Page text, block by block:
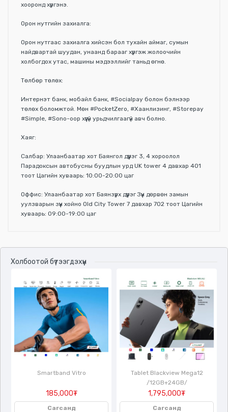
хооронд хүргэнэ.
Орон нутгийн захиалга:
Орон нутгаас захиалга хийсэн бол тухайн аймаг, сумын
найдвартай шуудан, унаанд барааг хүргэж жолоочийн
холбогдох утас, машины мэдээллийг таньд өгнө.
Төлбөр төлөх:
Интернэт банк, мобайл банк, #Socialpay болон бэлнээр
төлөх боломжтой. Мөн #PocketZero, #Хаанлизинг, #Storepay
#Simple, #Sono-оор хүүгүй урьдчилгаагүй авч болно.
Хаяг:
Салбар: Улаанбаатар хот Баянгол дүүрэг 3, 4 хороолол
Парадоксын автобусны буудлын урд UK tower 4 давхар 401
тоот Цагийн хуваарь: 10:00-20:00 цаг
Оффис: Улаанбаатар хот Баянзүрх дүүрэг Зүүн дөрвөн замын
уулзварын зүүн хойно Old City Tower 7 давхар 702 тоот Цагийн
хуваарь: 09:00-19:00 цаг
Холбоотой бүтээгдэхүүн
Smartband Vitro
185,000₮
Сагсанд
Tablet Blackview Mega12
/12GB+24GB/
1,795,000₮
Сагсанд